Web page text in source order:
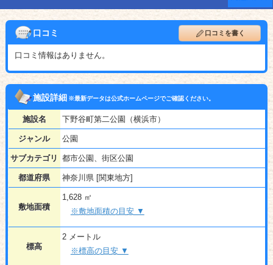
口コミ 口コミを書く
口コミ情報はありません。
施設詳細※最新データは公式ホームページでご確認ください。
施設名 下野谷町第二公園（横浜市）
ジャンル 公園
サブカテゴリ 都市公園、街区公園
都道府県 神奈川県 [関東地方]
敷地面積
1,628 ㎡
※敷地面積の目安 ▼
標高
2 メートル
※標高の目安 ▼